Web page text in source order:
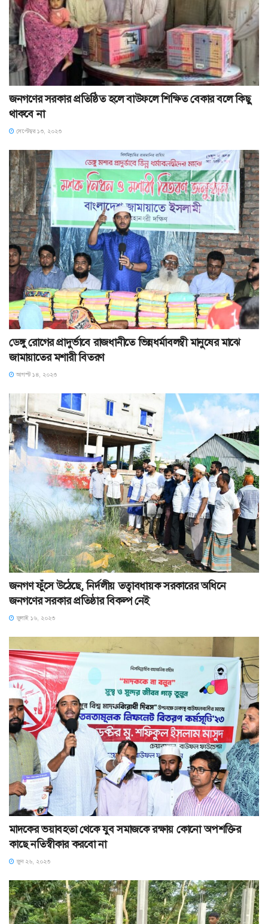
জনগণের সরকার প্রতিষ্ঠিত হলে বাউফলে শিক্ষিত বেকার বলে কিছু
থাকবে না
সেপ্টেম্বর ১৩, ২০২৩
ডেঙ্গু রোগের প্রাদুর্ভাবে রাজধানীতে ভিন্নধর্মাবলম্বী মানুষের মাঝে
জামায়াতের মশারী বিতরণ
আগস্ট ১৪, ২০২৩
জনগণ ফুঁসে উঠেছে, নির্দলীয় তত্বাবধায়ক সরকারের অধিনে
জনগণের সরকার প্রতিষ্ঠার বিকল্প নেই
জুলাই ১৬, ২০২৩
মাদকের ভয়াবহতা থেকে যুব সমাজকে রক্ষায় কোনো অপশক্তির
কাছে নতিস্বীকার করবো না
জুন ২৬, ২০২৩